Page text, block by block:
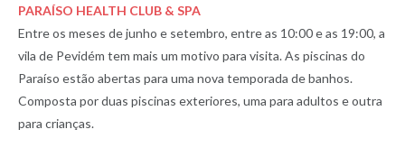
PARAÍSO HEALTH CLUB & SPA
Entre os meses de junho e setembro, entre as 10:00 e as 19:00, a
vila de Pevidém tem mais um motivo para visita. As piscinas do
Paraíso estão abertas para uma nova temporada de banhos.
Composta por duas piscinas exteriores, uma para adultos e outra
para crianças.